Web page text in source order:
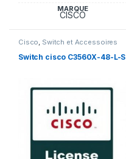
MARQUE
CISCO
Cisco Switch et Accessoires
Cisco
Switch cisco C3560X-48-L-S